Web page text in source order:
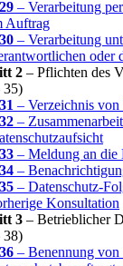
– Verarbeitung
Auftrag
– Verarbeitung
oder
2 – Pflichten des
35)
– Verzeichnis von
–
– Meldung an die
–
– Datenschutz-
Konsultation
3 – Betrieblicher
38)
– Benennung von